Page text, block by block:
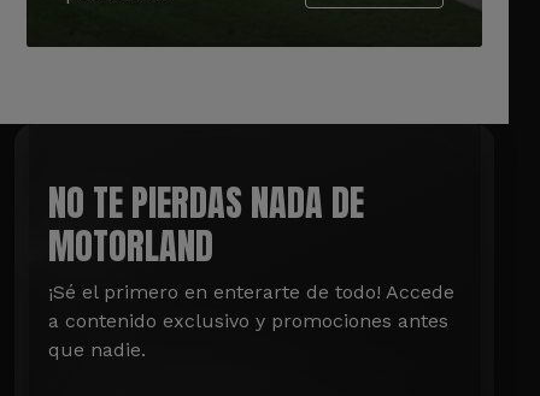
NO TE PIERDAS NADA DE
MOTORLAND
¡Sé el primero en enterarte de todo! Accede
a contenido exclusivo y promociones antes
que nadie.